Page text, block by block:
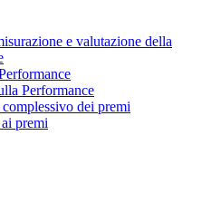
e valutazione della
Performance
dei premi
premi